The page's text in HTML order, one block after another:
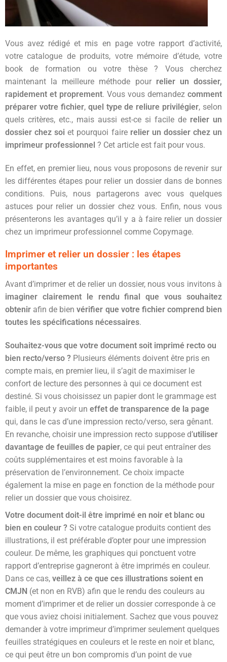
Vous avez rédigé et mis en page votre rapport d’activité,
votre catalogue de produits, votre mémoire d’étude, votre
book de formation ou votre thèse ? Vous cherchez
maintenant la meilleure méthode pour relier un dossier,
rapidement et proprement. Vous vous demandez comment
préparer votre fichier, quel type de reliure privilégier, selon
quels critères, etc., mais aussi est-ce si facile de relier un
dossier chez soi et pourquoi faire relier un dossier chez un
imprimeur professionnel ? Cet article est fait pour vous.
En effet, en premier lieu, nous vous proposons de revenir sur
les différentes étapes pour relier un dossier dans de bonnes
conditions. Puis, nous partagerons avec vous quelques
astuces pour relier un dossier chez vous. Enfin, nous vous
présenterons les avantages qu’il y a à faire relier un dossier
chez un imprimeur professionnel comme Copymage.
Imprimer et relier un dossier : les étapes
importantes
Avant d’imprimer et de relier un dossier, nous vous invitons à
imaginer clairement le rendu final que vous souhaitez
obtenir afin de bienvérifier que votre fichier comprend bien
toutes les spécifications nécessaires.
Souhaitez-vous que votre document soit imprimé recto ou
bien recto/verso ? Plusieurs éléments doivent être pris en
compte mais, en premier lieu, il s’agit de maximiser le
confort de lecture des personnes à qui ce document est
destiné. Si vous choisissez un papier dont le grammage est
faible, il peut y avoir un effet de transparence de la page
qui, dans le cas d’une impression recto/verso, sera gênant.
En revanche, choisir une impression recto suppose d’utiliser
davantage de feuilles de papier, ce qui peut entraîner des
coûts supplémentaires et est moins favorable à la
préservation de l’environnement. Ce choix impacte
également la mise en page en fonction de la méthode pour
relier un dossier que vous choisirez.
Votre document doit-il être imprimé en noir et blanc ou
bien en couleur ? Si votre catalogue produits contient des
illustrations, il est préférable d’opter pour une impression
couleur. De même, les graphiques qui ponctuent votre
rapport d’entreprise gagneront à être imprimés en couleur.
Dans ce cas, veillez à ce que ces illustrations soient en
CMJN (et non en RVB) afin que le rendu des couleurs au
moment d’imprimer et de relier un dossier corresponde à ce
que vous aviez choisi initialement. Sachez que vous pouvez
demander à votre imprimeur d’imprimer seulement quelques
feuilles stratégiques en couleurs et le reste en noir et blanc,
ce qui peut être un bon compromis d’un point de vue